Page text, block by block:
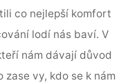
co nejlepší komfort
lodí nás baví. V
nám dávají důvod
vy, kdo se k nám